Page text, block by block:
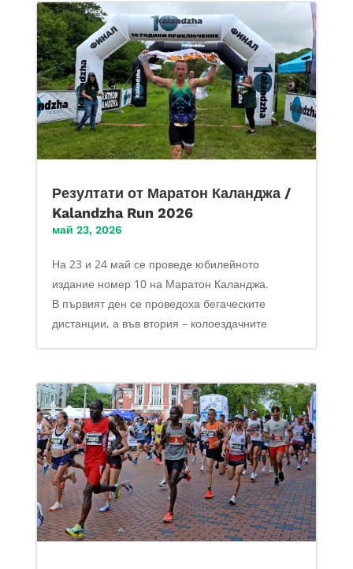
Резултати от Маратон Каланджа /
Kalandzha Run 2026
май 23, 2026
На 23 и 24 май се проведе юбилейното
издание номер 10 на Маратон Каланджа.
В първият ден се проведоха бегаческите
дистанции, а във втория – колоездачните